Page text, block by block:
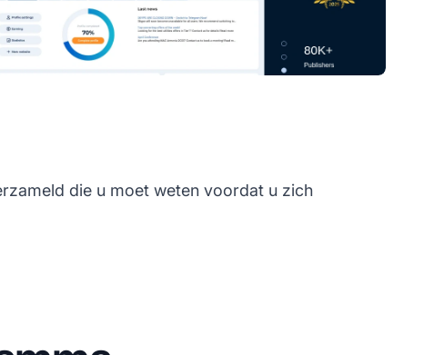
die u moet weten voordat u zich